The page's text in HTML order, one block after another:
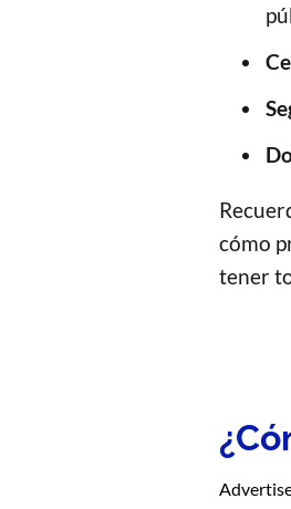
cómo
tener